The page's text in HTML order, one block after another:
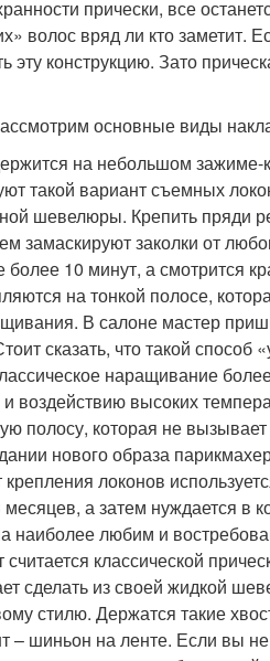
прически, все
волос вряд ли кто заметит.
конструкцию. Зато
основные виды
на небольшом
такой вариант съемных
шевелюры. Крепить пряди
замаскируют заколки от
10 минут, а смотрится
на тонкой полосе,
В салоне мастер
сказать, что такой способ
наращивание
воздействию высоких
полосу, которая не
нового образа
локонов
а затем нуждается в
любим и
классической
сделать из своей жидкой
стилю. Держатся такие
шиньон на ленте. Если вы не